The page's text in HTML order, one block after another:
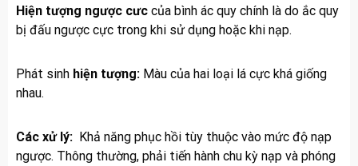
Hiện tượng ngược cưccủa bình ác quy chính là do ắc quy
bị đấu ngược cực trong khi sử dụng hoặc khi nạp.
Phát sinh hiện tượng:Màu của hai loại lá cực khá giống
nhau.
Các xử lý:Khả năng phục hồi tùy thuộc vào mức độ nạp
ngược. Thông thường, phải tiến hành chu kỳ nạp và phóng